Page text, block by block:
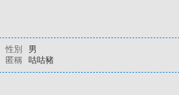
性別 男
匿稱
咕咕豬